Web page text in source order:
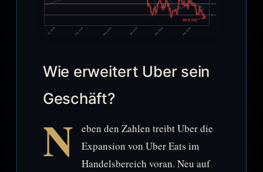
Wie erweitert Uber sein
Geschäft?
N
eben den Zahlen treibt Uber die
Expansion von Uber Eats im
Handelsbereich voran. Neu auf